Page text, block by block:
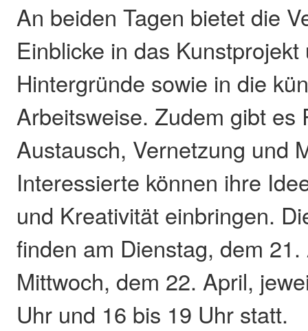
An beiden Tagen bietet die
Einblicke in das
Hintergründe sowie in die
Arbeitsweise. Zudem gibt es
Austausch, Vernetzung und
Interessierte können ihre
und Kreativität einbringen.
finden am Dienstag, dem
Mittwoch, dem 22. April,
Uhr und 16 bis 19 Uhr statt.